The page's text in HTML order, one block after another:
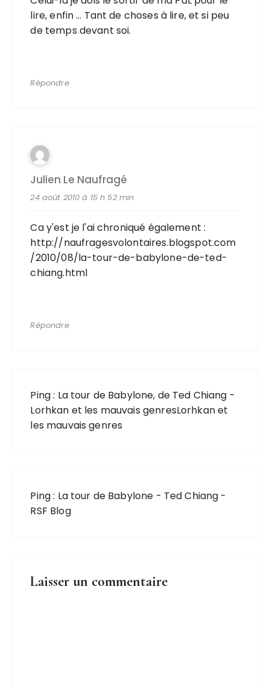
lire, enfin … Tant de choses à lire, et si peu
de temps devant soi.
Répondre
Julien Le Naufragé
24 août 2010 à 15 h 52 min
Ca y'est je l'ai chroniqué également :
http://naufragesvolontaires.blogspot.com
/2010/08/la-tour-de-babylone-de-ted-
chiang.html
Répondre
Ping : La tour de Babylone, de Ted Chiang -
Lorhkan et les mauvais genresLorhkan et
les mauvais genres
Ping : La tour de Babylone - Ted Chiang -
RSF Blog
Laisser un commentaire